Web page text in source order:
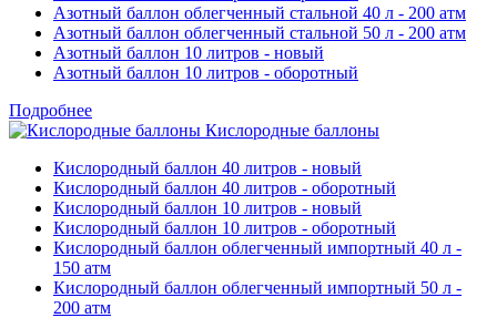
Азотный баллон облегченный стальной 40 л - 200 атм
Азотный баллон облегченный стальной 50 л - 200 атм
Азотный баллон 10 литров - новый
Азотный баллон 10 литров - оборотный
Подробнее
Кислородные баллоны
Кислородный баллон 40 литров - новый
Кислородный баллон 40 литров - оборотный
Кислородный баллон 10 литров - новый
Кислородный баллон 10 литров - оборотный
Кислородный баллон облегченный импортный 40 л -
150 атм
Кислородный баллон облегченный импортный 50 л -
200 атм